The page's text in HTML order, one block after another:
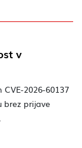
v
2026-60137
brez prijave